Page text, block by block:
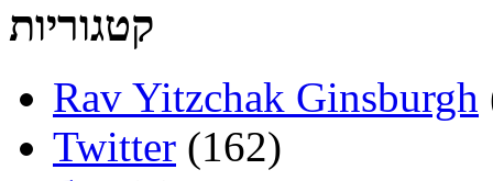
קטגוריות
Rav Yitzchak Ginsburgh
Twitter (162)